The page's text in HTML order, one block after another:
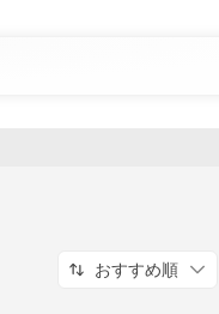
おすすめ順